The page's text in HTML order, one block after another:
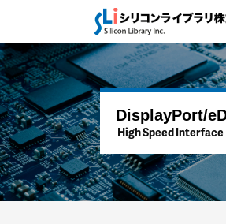
DisplayPort/
High Speed Interface